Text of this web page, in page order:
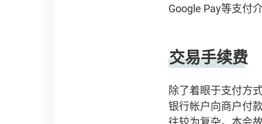
Google Pay等支付
交易手续费
除了着眼于支付方
银行帐户向商户付